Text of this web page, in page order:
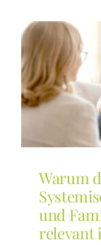
Warum
und
relevant